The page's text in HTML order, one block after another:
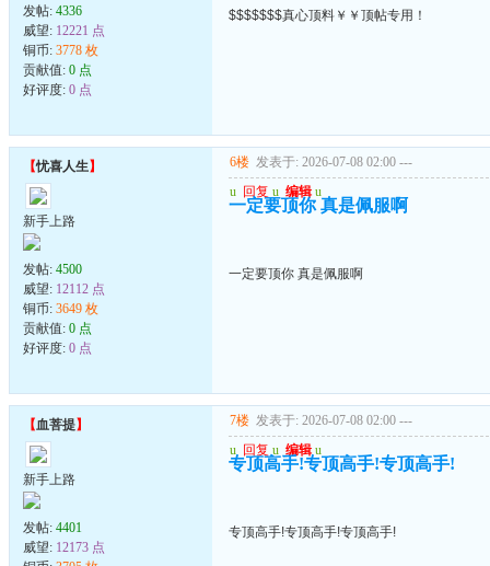
发帖: 4336
威望: 12221 点
铜币: 3778 枚
贡献值: 0 点
好评度: 0 点
$$$$$$$真心顶料￥￥顶帖专用！
【忧喜人生】
新手上路
发帖: 4500
威望: 12112 点
铜币: 3649 枚
贡献值: 0 点
好评度: 0 点
6楼 发表于: 2026-07-08 02:00 ---
u 回复 u 编辑 u
一定要顶你 真是佩服啊
一定要顶你 真是佩服啊
【血菩提】
新手上路
发帖: 4401
威望: 12173 点
7楼 发表于: 2026-07-08 02:00 ---
u 回复 u 编辑 u
专顶高手!专顶高手!专顶高手!
专顶高手!专顶高手!专顶高手!